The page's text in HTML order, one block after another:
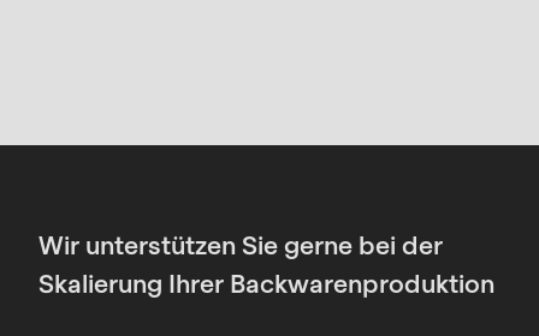
(line
modules/custom/rondo_contact/src/
Wir unterstützen Sie gerne bei der
Skalierung Ihrer Backwarenproduktion